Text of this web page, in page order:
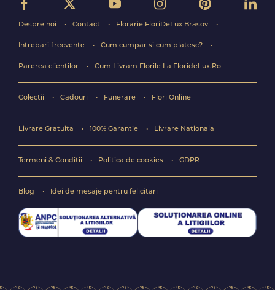
Despre noi Contact Florarie FloriDeLux Brasov
Intrebari frecvente Cum cumpar si cum platesc?
Parerea clientilor Cum Livram Florile La FlorideLux.Ro
Colectii Cadouri Funerare Flori Online
Livrare Gratuita 100% Garantie Livrare Nationala
Termeni & Conditii Politica de cookies GDPR
Blog Idei de mesaje pentru felicitari